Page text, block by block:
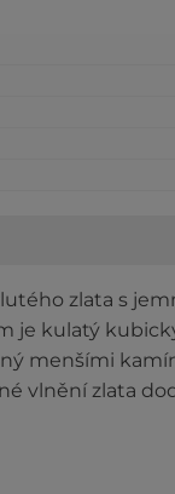
zlata s
je kulatý
menšími
vlnění zlata